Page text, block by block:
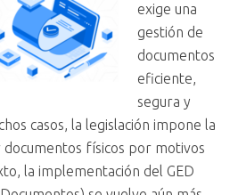
exige una
gestión de
documentos
eficiente,
segura y
casos, la legislación impone la
físicos por motivos
la implementación del GED